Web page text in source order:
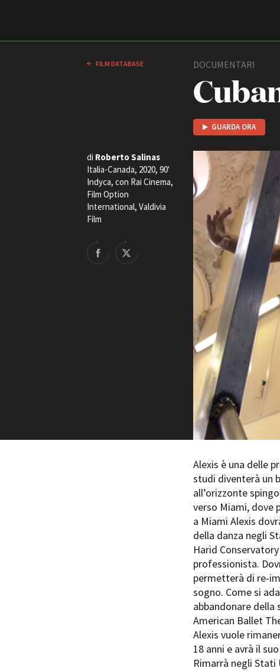
Chi siamo
Storia della Fondazione
Rete regionale
Bilancio sociale
Amministrazione trasparente
Bandi e gare
Sostenibilità ambientale
Servizi generali
Location scouting
Spazi nella sede FCTP
Sala Casting
Sala Paolo Tenna
FILM FUNDS
Piemonte Film Tv Fund
Piemonte Film Tv Development
Piemonte Doc Film Fund
Short Film Fund
Amministrazione trasparente Bandi
FILM DATABASE DOCUMENTARI
GUARDA ORA
di Roberto Salinas
Italia-Canada, 2020, 90'
Indyca, con Rai Cinema,
Film Option
International, Valdivia
Film
Alexis è una delle
studi diventerà un
all’orizzonte
verso Miami, dove
a Miami Alexis
della danza negli
Harid
professionista.
permetterà di re-
sogno. Come si
abbandonare della
American Ballet
Alexis vuole
18 anni e avrà il
Rimarrà negli